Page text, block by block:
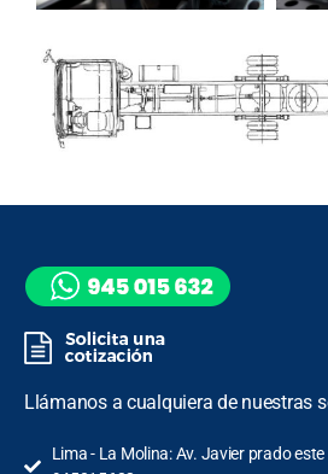
Llámanos a cualquiera de nuestras
Lima - La Molina: Av. Javier prado